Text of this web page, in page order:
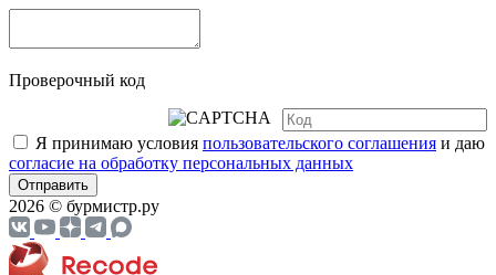
Проверочный код
Я принимаю условия пользовательского соглашения и даю
согласие на обработку персональных данных
Отправить
2026 © бурмистр.ру